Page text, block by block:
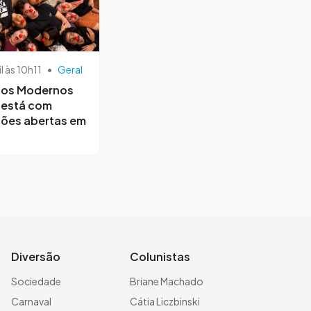
às 10h11 • Geral
Modernos
com
abertas em
Diversão
Sociedade
Carnaval
Colunistas
Briane Machado
Cátia Liczbinski